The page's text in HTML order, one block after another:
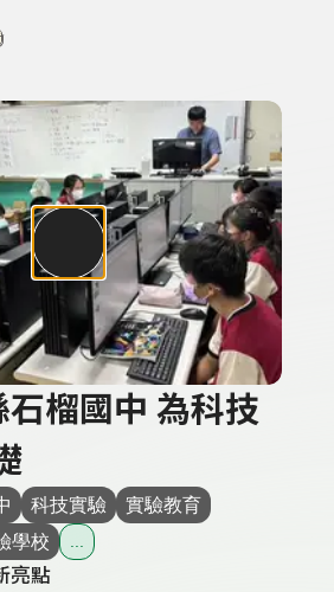
目名稱、主持人或關鍵字
榴國中 為科技
科技實驗
實驗教育
學校 ...
亮點